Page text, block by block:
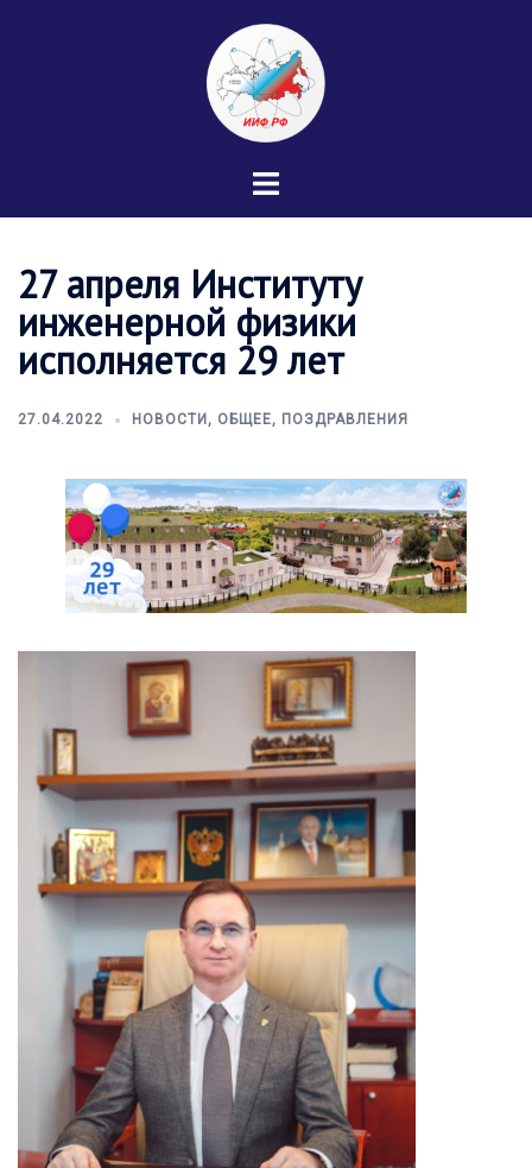
Переключатель
27 апреля Институту
инженерной физики
исполняется 29 лет
27.04.2022 НОВОСТИ , ОБЩЕЕ, ПОЗДРАВЛЕНИЯ